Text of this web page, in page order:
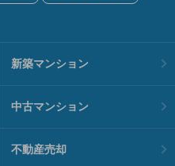
新築マンション
中古マンション
不動産売却